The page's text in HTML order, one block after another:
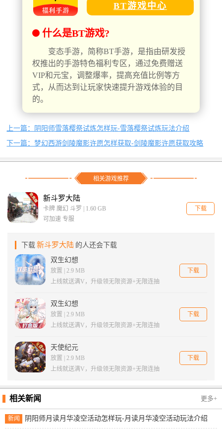
BT游戏中心
什么是BT游戏?
变态手游，简称BT手游，是指由研发授
权推出的手游特色福利专区，通过免费赠送
VIP和元宝，调整爆率，提高充值比例等方
式，从而达到让玩家快速提升游戏体验的目
的。
上一篇：阴阳师雪落樱祭试炼怎样玩-雪落樱祭试炼玩法介绍
下一篇：梦幻西游剑陵魔影许愿怎样获取-剑陵魔影许愿获取攻略
相关游戏推荐
新斗罗大陆
卡牌 魔幻 斗罗 | 1.60 GB
可加速 专服
下载
下载 新斗罗大陆 的人还会下载
双生幻想
放置 | 2.9 MB
上线就送满V，升级领无限资源+无限连抽
下载
双生幻想
放置 | 2.9 MB
上线就送满V，升级领无限资源+无限连抽
下载
天使纪元
放置 | 2.9 MB
上线就送满V，升级领无限资源+无限连抽
下载
相关新闻 更多+
新闻 阴阳师月读月华凌空活动怎样玩-月读月华凌空活动玩法介绍